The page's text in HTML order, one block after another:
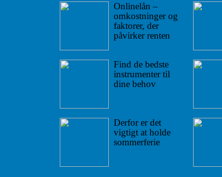
Onlinelån –
omkostninger og
faktorer, der
påvirker renten
Find de bedste
instrumenter til
dine behov
Derfor er det
vigtigt at holde
sommerferie